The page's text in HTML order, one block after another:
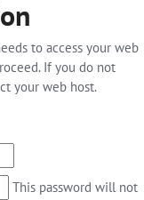
to access your web
If you do not
your web host.
This password will not